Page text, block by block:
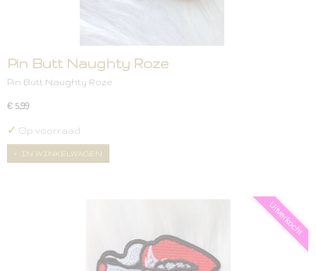
Pin Butt Naughty Roze
Pin Butt Naughty Roze
€ 5,99
✓ Op voorraad
IN WINKELWAGEN
Uitverkocht